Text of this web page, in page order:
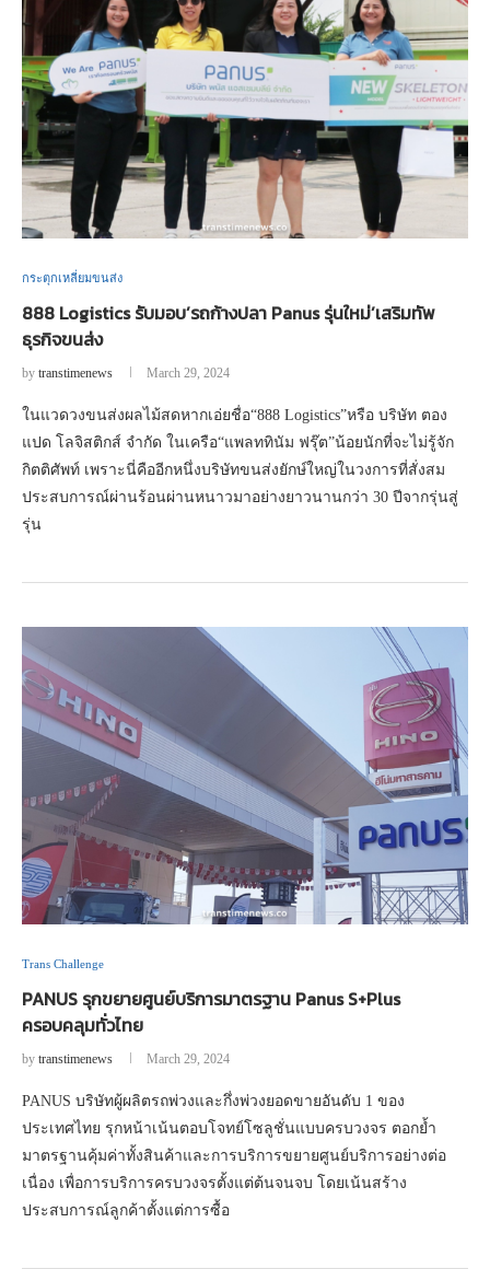
กระตุกเหลี่ยมขนส่ง
888 Logistics รับมอบ’รถก้างปลา Panus รุ่นใหม่’เสริมทัพ
ธุรกิจขนส่ง
by transtimenews March 29, 2024
ในแวดวงขนส่งผลไม้สดหากเอ่ยชื่อ“888 Logistics”หรือ บริษัท ตอง
แปด โลจิสติกส์ จำกัด ในเครือ“แพลททินัม ฟรุ๊ต”น้อยนักที่จะไม่รู้จัก
กิตติศัพท์ เพราะนี่คืออีกหนึ่งบริษัทขนส่งยักษ์ใหญ่ในวงการที่สั่งสม
ประสบการณ์ผ่านร้อนผ่านหนาวมาอย่างยาวนานกว่า 30 ปีจากรุ่นสู่
รุ่น
Trans Challenge
PANUS รุกขยายศูนย์บริการมาตรฐาน Panus S+Plus
ครอบคลุมทั่วไทย
by transtimenews March 29, 2024
PANUS บริษัทผู้ผลิตรถพ่วงและกึ่งพ่วงยอดขายอันดับ 1 ของ
ประเทศไทย รุกหน้าเน้นตอบโจทย์โซลูชั่นแบบครบวงจร ตอกย้ำ
มาตรฐานคุ้มค่าทั้งสินค้าและการบริการขยายศูนย์บริการอย่างต่อ
เนื่อง เพื่อการบริการครบวงจรตั้งแต่ต้นจนจบ โดยเน้นสร้าง
ประสบการณ์ลูกค้าตั้งแต่การซื้อ